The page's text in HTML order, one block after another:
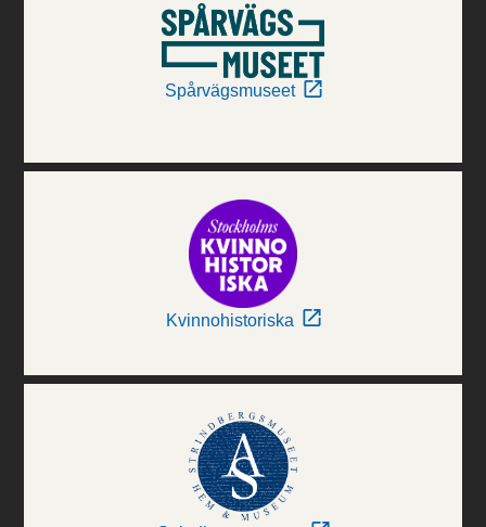
Spårvägsmuseet
Kvinnohistoriska